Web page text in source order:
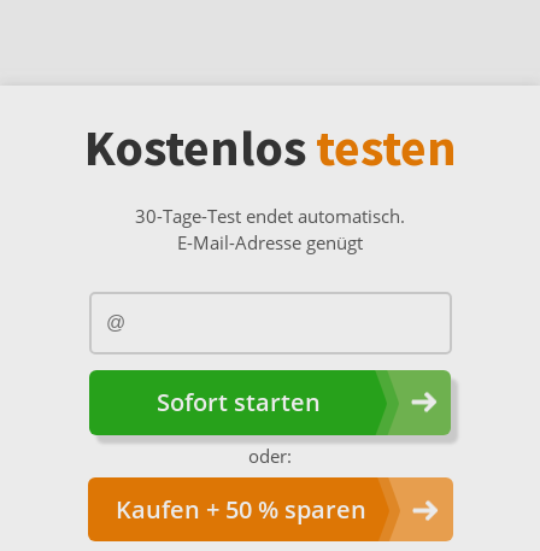
Kostenlostesten
30-Tage-Test endet automatisch.
E-Mail-Adresse genügt
Sofort starten
oder:
Kaufen + 50 % sparen